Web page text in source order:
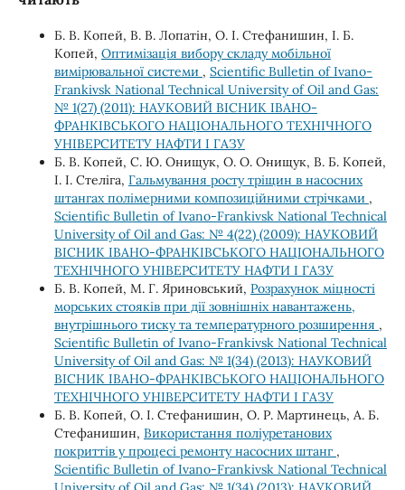
Б. В. Копей, В. В. Лопатін, О. І. Стефанишин, І. Б.
Копей, Оптимізація вибору складу мобільної
вимірювальної системи , Scientific Bulletin of Ivano-
Frankivsk National Technical University of Oil and Gas:
№ 1(27) (2011): НАУКОВИЙ ВІСНИК ІВАНО-
ФРАНКІВСЬКОГО НАЦІОНАЛЬНОГО ТЕХНІЧНОГО
УНІВЕРСИТЕТУ НАФТИ І ГАЗУ
Б. В. Копей, С. Ю. Онищук, О. О. Онищук, В. Б. Копей,
І. І. Стеліга, Гальмування росту тріщин в насосних
штангах полімерними композиційними стрічками ,
Scientific Bulletin of Ivano-Frankivsk National Technical
University of Oil and Gas: № 4(22) (2009): НАУКОВИЙ
ВІСНИК ІВАНО-ФРАНКІВСЬКОГО НАЦІОНАЛЬНОГО
ТЕХНІЧНОГО УНІВЕРСИТЕТУ НАФТИ І ГАЗУ
Б. В. Копей, М. Г. Яриновський, Розрахунок міцності
морських стояків при дії зовнішніх навантажень,
внутрішнього тиску та температурного розширення ,
Scientific Bulletin of Ivano-Frankivsk National Technical
University of Oil and Gas: № 1(34) (2013): НАУКОВИЙ
ВІСНИК ІВАНО-ФРАНКІВСЬКОГО НАЦІОНАЛЬНОГО
ТЕХНІЧНОГО УНІВЕРСИТЕТУ НАФТИ І ГАЗУ
Б. В. Копей, О. І. Стефанишин, О. Р. Мартинець, А. Б.
Стефанишин, Використання поліуретанових
покриттів у процесі ремонту насосних штанг ,
Scientific Bulletin of Ivano-Frankivsk National Technical